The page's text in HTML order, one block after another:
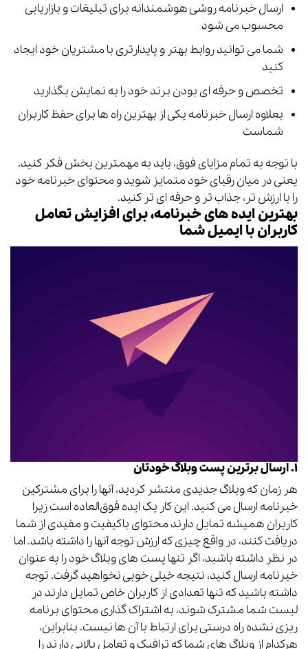
ارسال خبرنامه روشی هوشمندانه برای تبلیغات و بازاریابی
محسوب می شود
شما می توانید روابط بهتر و پایدارتری با مشتریان خود ایجاد
کنید
تخصص و حرفه ای بودن برند خود را به نمایش بگذارید
بعلاوه ارسال خبرنامه یکی از بهترین راه ها برای حفظ کاربران
شماست
با توجه به تمام مزایای فوق، باید به مهمترین بخش فکر کنید.
یعنی در میان رقبای خود متمایز شوید و محتوای خبرنامه خود
را با ارزش تر، جذاب تر و حرفه ای تر کنید.
بهترین ایده های خبرنامه، برای افزایش تعامل
کاربران با ایمیل شما
۱. ارسال برترین پست وبلاگ خودتان
هر زمان که وبلاگ جدیدی منتشر کردید، آنها را برای مشترکین
خبرنامه ارسال می کنید. این کار یک ایده فوق‌العاده است زیرا
کاربران همیشه تمایل دارند محتوای باکیفیت و مفیدی از شما
دریافت کنند، در واقع چیزی که ارزش توجه آنها را داشته باشد. اما
در نظر داشته باشید، اگر تنها پست های وبلاگ خود را به عنوان
خبرنامه ارسال کنید، نتیجه خیلی خوبی نخواهید گرفت. توجه
داشته باشید که تنها تعدادی از کاربران خاص تمایل دارند در
لیست شما مشترک شوند، به اشتراک گذاری محتوای برنامه
ریزی نشده راه درستی برای ارتباط با آن ها نیست. بنابراین،
هرکدام از وبلاگ های شما که ترافیک و تعامل بالایی دارند را